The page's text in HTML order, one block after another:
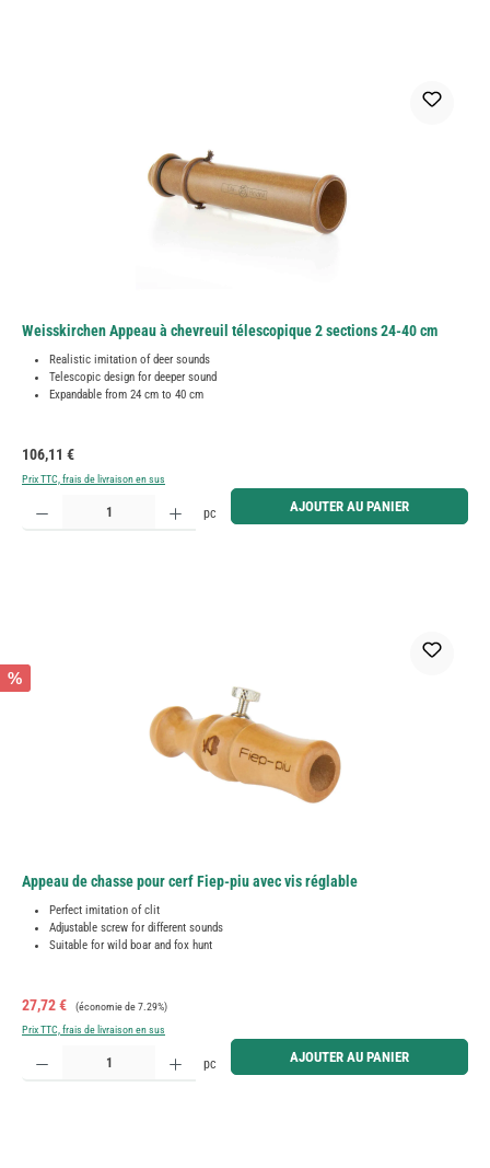
Weisskirchen Appeau à chevreuil télescopique 2 sections 24-40 cm
Realistic imitation of deer sounds
Telescopic design for deeper sound
Expandable from 24 cm to 40 cm
Prix régulier :
106,11 €
Prix TTC, frais de livraison en sus
Quantité de produit : Entrez la quantité souhaitée ou utilisez les boutons pour augmenter ou
pc AJOUTER AU PANIER
%
Appeau de chasse pour cerf Fiep-piu avec vis réglable
Perfect imitation of clit
Adjustable screw for different sounds
Suitable for wild boar and fox hunt
Prix de vente :
27,72 € Prix régulier :
(économie de 7.29%)
Prix TTC, frais de livraison en sus
Quantité de produit : Entrez la quantité souhaitée ou utilisez les boutons pour augmenter ou
pc AJOUTER AU PANIER